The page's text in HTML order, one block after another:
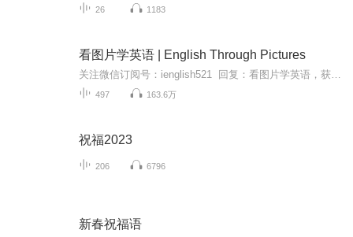
26 1183
看图片学英语 | English Through Pictures
497 163.6万
祝福2023
206 6796
新春祝福语